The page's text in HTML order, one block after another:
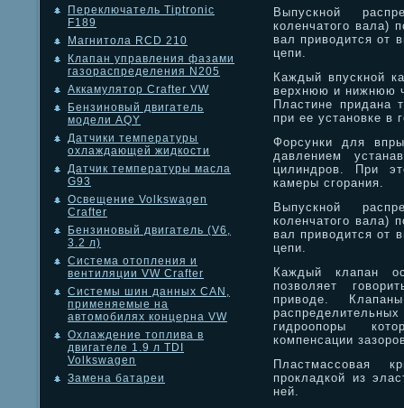
Переключатель Tiptronic
F189
Магнитола RCD 210
Клапан управления фазами
газораспределения N205
Аккамулятор Crafter VW
Бензиновый двигатель
модели AQY
Датчики температуры
охлаждающей жидкости
Датчик температуры масла
G93
Освещение Volkswagen
Crafter
Бензиновый двигатель (V6,
3.2 л)
Система отопления и
вентиляции VW Crafter
Системы шин данных CAN,
применяемые на
автомобилях концерна VW
Охлаждение топлива в
двигателе 1.9 л TDI
Volkswagen
Замена батареи
Выпускной
коленчатого вала)
вал приводится от
цепи.
Каждый впускной
верхнюю и нижнюю
Пластине придана
при ее установке в
Форсунки для
давлением
цилиндров. При
камеры сгорания.
Выпускной
коленчатого вала)
вал приводится от
цепи.
Каждый клапан
позволяет
приводе.
гидроопоры
компенсации
Пластмассовая
прокладкой из
ней.